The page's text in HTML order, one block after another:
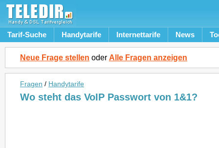
Tarif-Suche Handytarife Internettarife News
Neue Frage stellen oder Alle Fragen anzeigen
Fragen / Handytarife
Wo steht das VoIP Passwort von 1&1?